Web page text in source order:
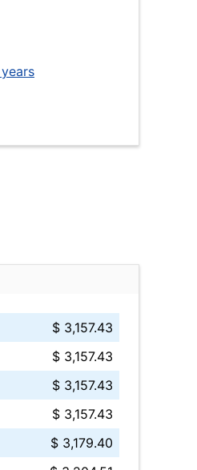
$ 3,157.43
$ 3,157.43
$ 3,157.43
$ 3,157.43
$ 3,179.40